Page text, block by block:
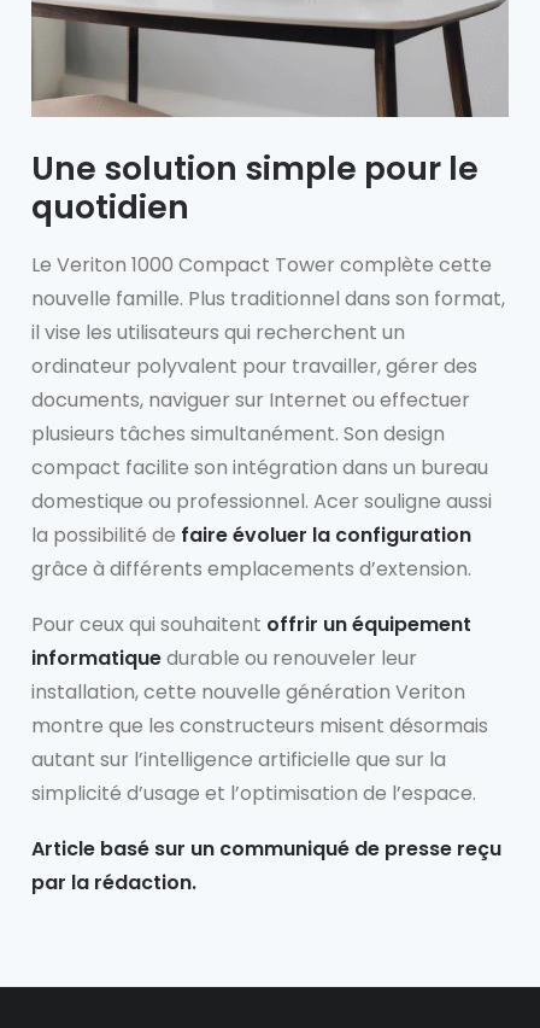
Une solution simple pour le
quotidien
Le Veriton 1000 Compact Tower complète cette
nouvelle famille. Plus traditionnel dans son format,
il vise les utilisateurs qui recherchent un
ordinateur polyvalent pour travailler, gérer des
documents, naviguer sur Internet ou effectuer
plusieurs tâches simultanément. Son design
compact facilite son intégration dans un bureau
domestique ou professionnel. Acer souligne aussi
la possibilité de faire évoluer la configuration
grâce à différents emplacements d’extension.
Pour ceux qui souhaitent offrir un équipement
informatiquedurable ou renouveler leur
installation, cette nouvelle génération Veriton
montre que les constructeurs misent désormais
autant sur l’intelligence artificielle que sur la
simplicité d’usage et l’optimisation de l’espace.
Article basé sur un communiqué de presse reçu
par la rédaction.